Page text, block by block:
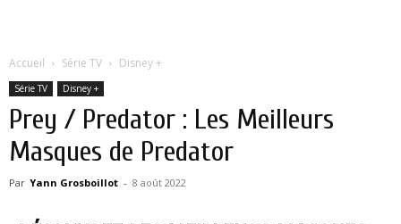
Accueil Série TV Disney +
Série TV Disney +
Prey / Predator : Les Meilleurs
Masques de Predator
Par Yann Grosboillot - 8 août 2022